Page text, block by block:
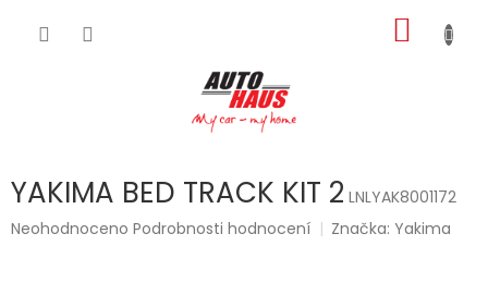
KOŠÍK
YAKIMA BED TRACK KIT 2 LNLYAK8001172
Průměrné
Neohodnoceno Podrobnosti hodnocení Značka:Yakima